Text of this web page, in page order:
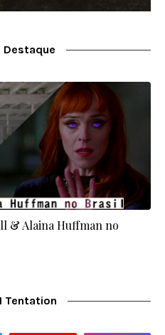
Destaque
& Alaina Huffman no
Tentation